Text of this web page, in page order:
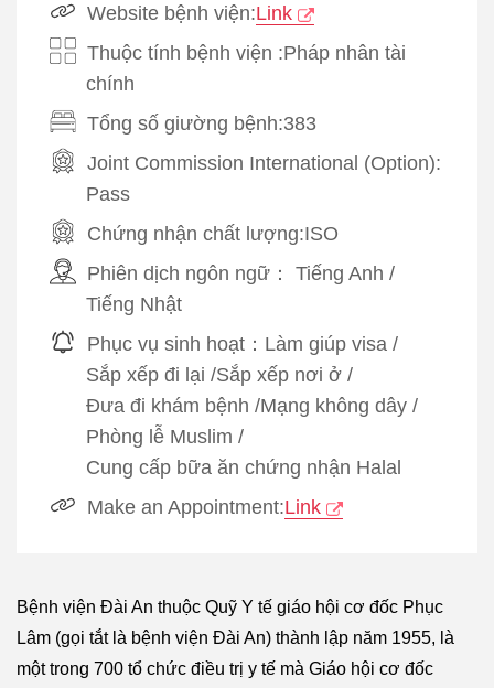
Website bệnh viện:Link
Thuộc tính bệnh viện :Pháp nhân tài
chính
Tổng số giường bệnh:383
Joint Commission International (Option):
Pass
Chứng nhận chất lượng:ISO
Phiên dịch ngôn ngữ： Tiếng Anh /
Tiếng Nhật
Phục vụ sinh hoạt： Làm giúp visa /
Sắp xếp đi lại /Sắp xếp nơi ở /
Đưa đi khám bệnh /Mạng không dây /
Phòng lễ Muslim /
Cung cấp bữa ăn chứng nhận Halal
Make an Appointment:Link
Bệnh viện Đài An thuộc Quỹ Y tế giáo hội cơ đốc Phục
Lâm (gọi tắt là bệnh viện Đài An) thành lập năm 1955, là
một trong 700 tổ chức điều trị y tế mà Giáo hội cơ đốc